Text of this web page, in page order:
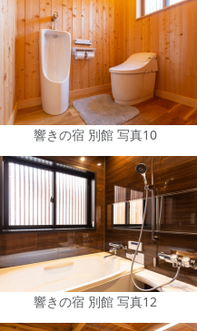
響きの宿 別館 写真10
響きの宿 別館 写真12